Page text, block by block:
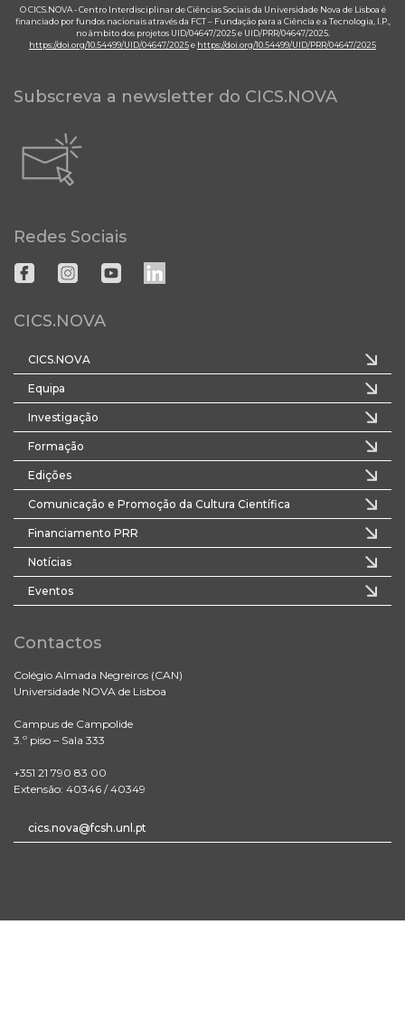
O CICS.NOVA - Centro Interdisciplinar de Ciências Sociais da Universidade Nova de Lisboa é
financiado por fundos nacionais através da FCT – Fundação para a Ciência e a Tecnologia, I.P.,
no âmbito dos projetos UID/04647/2025 e UID/PRR/04647/2025.
https://doi.org/10.54499/UID/04647/2025e https://doi.org/10.54499/UID/PRR/04647/2025
Subscreva a newsletter do CICS.NOVA
Redes Sociais
CICS.NOVA
CICS.NOVA
Equipa
Investigação
Formação
Edições
Comunicação e Promoção da Cultura Científica
Financiamento PRR
Notícias
Eventos
Contactos
Colégio Almada Negreiros (CAN)
Universidade NOVA de Lisboa
Campus de Campolide
3.º piso – Sala 333
+351 21 790 83 00
Extensão: 40346 / 40349
cics.nova@fcsh.unl.pt